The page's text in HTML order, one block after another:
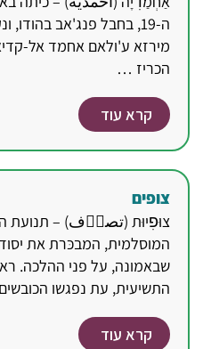
ה-19, בחבל פנג'אב
הכריז …
קרא עוד
צופים
צוּפׅיוּת (تصوؔف) – תנועת
המוסלמית, המבכּרת את
שבאמונה, על פני ההלכה.
התשיעית, עת נפגשו
קרא עוד